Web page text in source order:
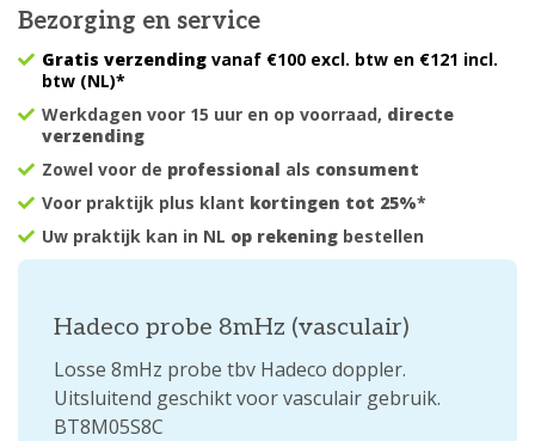
Bezorging en service
Gratis verzending vanaf €100 excl. btw en €121 incl.
btw (NL)*
Werkdagen voor 15 uur en op voorraad, directe
verzending
Zowel voor de professional als consument
Voor praktijk plus klant kortingen tot 25%*
Uw praktijk kan in NL op rekening bestellen
Hadeco probe 8mHz (vasculair)
Losse 8mHz probe tbv Hadeco doppler.
Uitsluitend geschikt voor vasculair gebruik.
BT8M05S8C